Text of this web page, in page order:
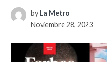
by La Metro
Noviembre 28, 2023